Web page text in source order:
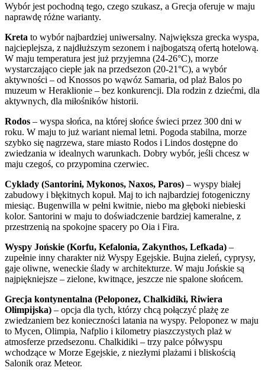
Wybór jest pochodną tego, czego szukasz, a Grecja oferuje w maju
naprawdę różne warianty.
Kreta to wybór najbardziej uniwersalny. Największa grecka wyspa,
najcieplejsza, z najdłuższym sezonem i najbogatszą ofertą hotelową.
W maju temperatura jest już przyjemna (24-26°C), morze
wystarczająco ciepłe jak na przedsezon (20-21°C), a wybór
aktywności – od Knossos po wąwóz Samaria, od plaż Balos po
muzeum w Heraklionie – bez konkurencji. Dla rodzin z dziećmi, dla
aktywnych, dla miłośników historii.
Rodos – wyspa słońca, na której słońce świeci przez 300 dni w
roku. W maju to już wariant niemal letni. Pogoda stabilna, morze
szybko się nagrzewa, stare miasto Rodos i Lindos dostępne do
zwiedzania w idealnych warunkach. Dobry wybór, jeśli chcesz w
maju czegoś, co przypomina czerwiec.
Cyklady (Santorini, Mykonos, Naxos, Paros) – wyspy białej
zabudowy i błękitnych kopuł. Maj to ich najbardziej fotogeniczny
miesiąc. Bugenwilla w pełni kwitnie, niebo ma głęboki niebieski
kolor. Santorini w maju to doświadczenie bardziej kameralne, z
przestrzenią na spokojne spacery po Oia i Fira.
Wyspy Jońskie (Korfu, Kefalonia, Zakynthos, Lefkada) –
zupełnie inny charakter niż Wyspy Egejskie. Bujna zieleń, cyprysy,
gaje oliwne, weneckie ślady w architekturze. W maju Jońskie są
najpiękniejsze – zielone, kwitnące, jeszcze nie spalone słońcem.
Grecja kontynentalna (Peloponez, Chalkidiki, Riwiera
Olimpijska) – opcja dla tych, którzy chcą połączyć plażę ze
zwiedzaniem bez konieczności latania na wyspy. Peloponez w maju
to Mycen, Olimpia, Nafplio i kilometry piaszczystych plaż w
atmosferze przedsezonu. Chalkidiki – trzy palce półwyspu
wchodzące w Morze Egejskie, z niezłymi plażami i bliskością
Salonik oraz Meteor.